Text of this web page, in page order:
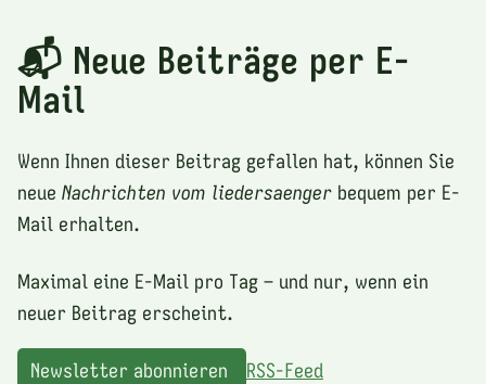
📬 Neue Beiträge per E-
Mail
Wenn Ihnen dieser Beitrag gefallen hat, können Sie
neue Nachrichten vom liedersaenger bequem per E-
Mail erhalten.
Maximal eine E-Mail pro Tag – und nur, wenn ein
neuer Beitrag erscheint.
Newsletter abonnieren RSS-Feed